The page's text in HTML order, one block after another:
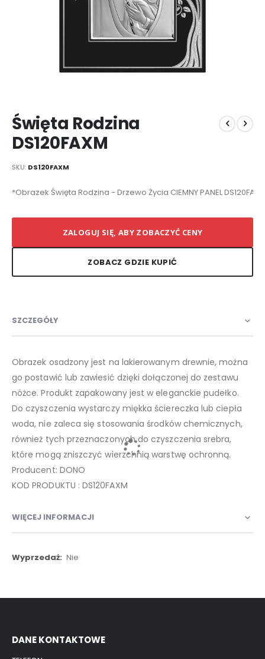
na
początek
galerii
Święta Rodzina
DS120FAXM
SKU DS120FAXM
Elementy
*Obrazek Święta Rodzina - Drzewo Życia CIEMNY PANEL
ZALOGUJ SIĘ, ABY ZOBACZYĆ CENY
ZOBACZ GDZIE KUPIĆ
SZCZEGÓŁY
Obrazek osadzony jest na lakierowanym drewnie, można
go postawić lub zawiesić dzięki dołączonej do zestawu
nóżce. Produkt zapakowany jest w eleganckie pudełko.
Do czyszczenia wystarczy miękka ściereczka lub ciepła
woda, nie zaleca się stosowania środków chemicznych,
również tych przeznaczonych do czyszczenia srebra,
które mogą zniszczyć wierzchnią warstwę ochronną.
Producent: DONO
KOD PRODUKTU : DS120FAXM
WIĘCEJ INFORMACJI
Więcej
Nie
DANE KONTAKTOWE